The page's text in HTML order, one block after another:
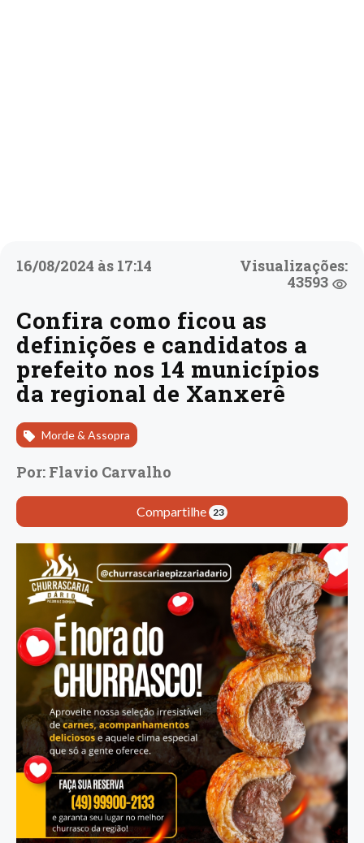
16/08/2024 às 17:14
Visualizações:
43593
Confira como ficou as
definições e candidatos a
prefeito nos 14 municípios
da regional de Xanxerê
Morde & Assopra
Por: Flavio Carvalho
Compartilhe 23